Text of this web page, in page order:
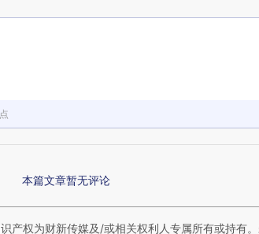
本篇文章暂无评论
产权为财新传媒及/或相关权利人专属所有或持有